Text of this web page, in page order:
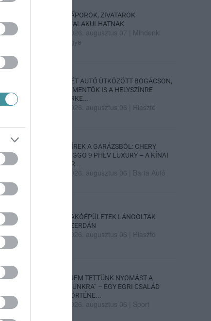
ZÁPOROK, ZIVATAROK
KIALAKULHATNAK
2026. augusztus 07
Mindenki
ügye
KÉT AUTÓ ÜTKÖZÖTT BOGÁCSON,
A MENTŐK IS A HELYSZÍNRE
ÉRKE...
2026. augusztus 06 Riasztó
HÍREK A GARÁZSBÓL: CHERY
TIGGO 9 PHEV LUXURY – A KÍNAI
PR...
2026. augusztus 06 Barta Autó
LAKÓÉPÜLETEK LÁNGOLTAK
SZERDÁN
2026. augusztus 06 Riasztó
„NEM TETTÜNK NYOMÁST A
FIUNKRA” – EGY EGRI CSALÁD
TÖRTÉNE...
2026. augusztus 06 Sport